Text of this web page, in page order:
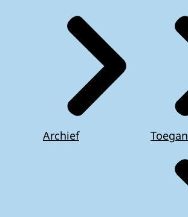
Archief